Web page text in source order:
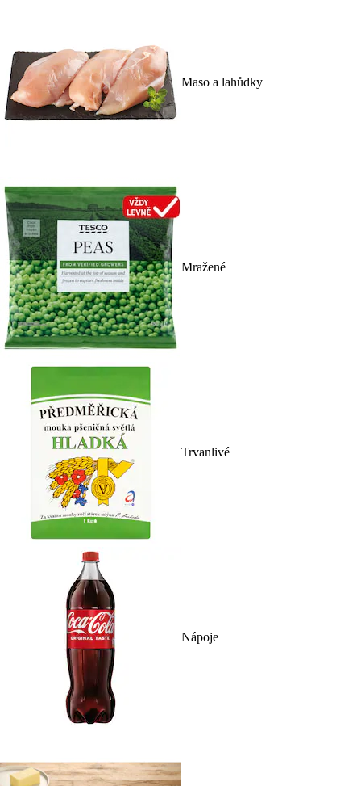
Maso a lahůdky
Mražené
Trvanlivé
Nápoje